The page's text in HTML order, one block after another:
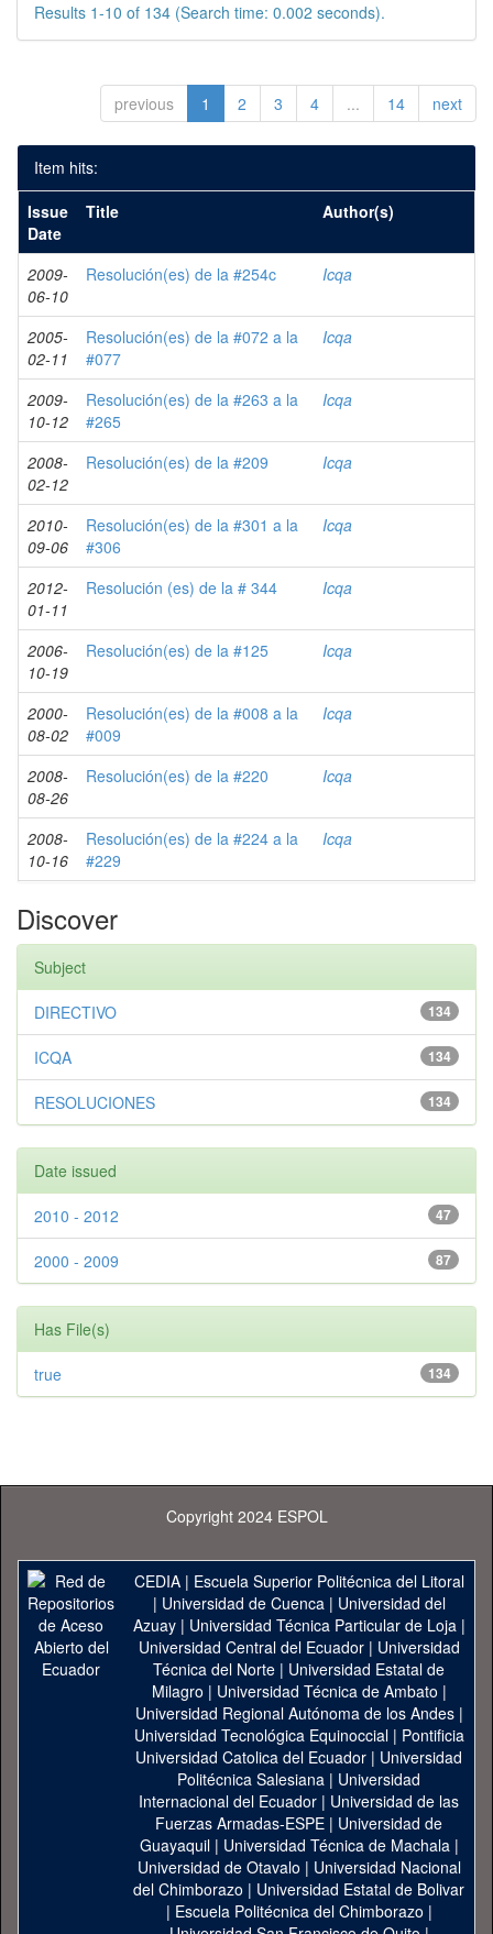
Results 1-10 of 134 (Search time: 0.002 seconds).
previous 1 2 3 4 ... 14 next
Item hits:
Issue
Date
Title Author(s)
2009-
06-10
Resolución(es) de la #254c Icqa
2005-
02-11
Resolución(es) de la #072 a la
#077
Icqa
2009-
10-12
Resolución(es) de la #263 a la
#265
Icqa
2008-
02-12
Resolución(es) de la #209 Icqa
2010-
09-06
Resolución(es) de la #301 a la
#306
Icqa
2012-
01-11
Resolución (es) de la # 344 Icqa
2006-
10-19
Resolución(es) de la #125 Icqa
2000-
08-02
Resolución(es) de la #008 a la
#009
Icqa
2008-
08-26
Resolución(es) de la #220 Icqa
2008-
10-16
Resolución(es) de la #224 a la
#229
Icqa
Discover
Subject
134
DIRECTIVO
134
ICQA
134
RESOLUCIONES
Date issued
47
2010 - 2012
87
2000 - 2009
Has File(s)
134
true
Copyright 2024 ESPOL
CEDIA| Escuela Superior Politécnica del Litoral
| Universidad de Cuenca| Universidad del
Azuay| Universidad Técnica Particular de Loja|
Universidad Central del Ecuador| Universidad
Técnica del Norte | Universidad Estatal de
Milagro | Universidad Técnica de Ambato |
Universidad Regional Autónoma de los Andes|
Universidad Tecnológica Equinoccial| Pontificia
Universidad Catolica del Ecuador | Universidad
Politécnica Salesiana | Universidad
Internacional del Ecuador | Universidad de las
Fuerzas Armadas-ESPE | Universidad de
Guayaquil| Universidad Técnica de Machala|
Universidad de Otavalo | Universidad Nacional
del Chimborazo | Universidad Estatal de Bolivar
| Escuela Politécnica del Chimborazo |